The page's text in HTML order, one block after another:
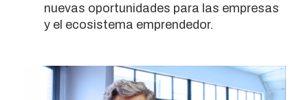
nuevas oportunidades para las empresas
y el ecosistema emprendedor.